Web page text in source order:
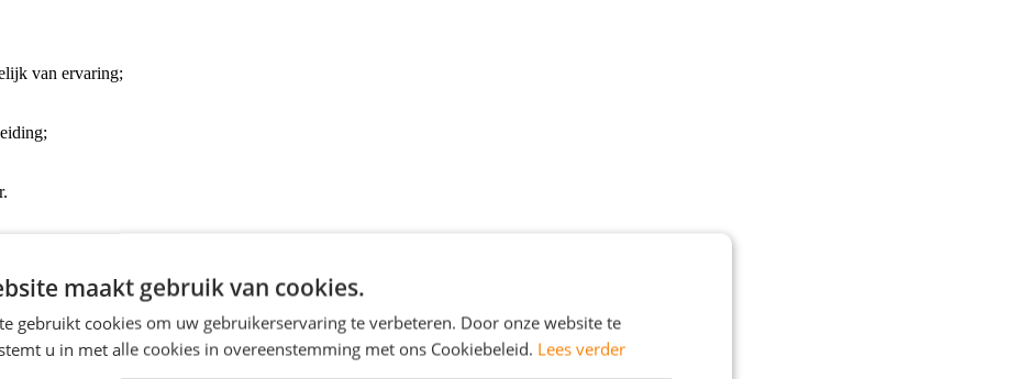
van ervaring;
maakt gebruik van cookies.
gebruikt cookies om uw gebruikerservaring te verbeteren. Door onze website te
u in met alle cookies in overeenstemming met ons Cookiebeleid. Lees verder